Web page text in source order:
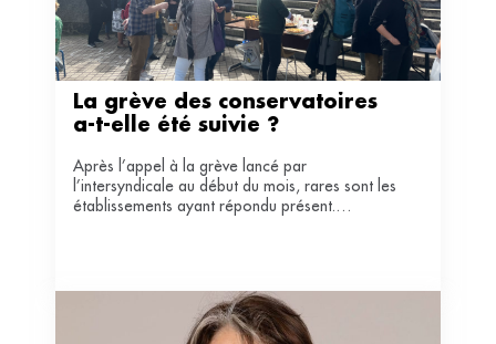
La grève des conservatoires
a-t-elle été suivie ?
Après l’appel à la grève lancé par
l’intersyndicale au début du mois, rares sont les
établissements ayant répondu présent.